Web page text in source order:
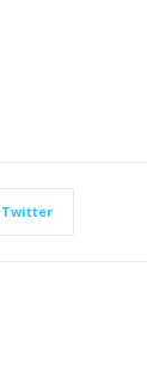
Twitter